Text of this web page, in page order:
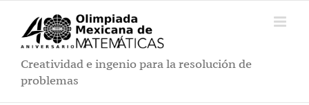
contenido
Creatividad e ingenio para la resolución de
problemas